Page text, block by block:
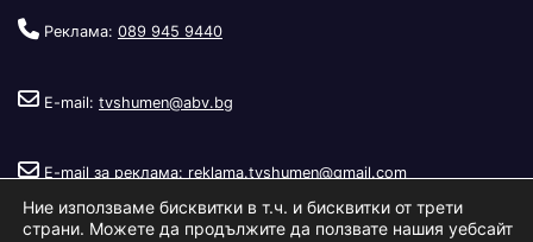
Реклама: 089 945 9440
E-mail: tvshumen@abv.bg
E-mail за реклама: reklama.tvshumen@gmail.com
Ние използваме бисквитки в т.ч. и бисквитки от трети
страни. Можете да продължите да ползвате нашия уебсайт